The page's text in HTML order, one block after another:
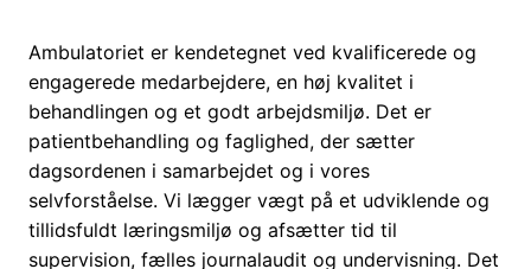
Ambulatoriet er kendetegnet ved kvalificerede og
engagerede medarbejdere, en høj kvalitet i
behandlingen og et godt arbejdsmiljø. Det er
patientbehandling og faglighed, der sætter
dagsordenen i samarbejdet og i vores
selvforståelse. Vi lægger vægt på et udviklende og
tillidsfuldt læringsmiljø og afsætter tid til
supervision, fælles journalaudit og undervisning. Det